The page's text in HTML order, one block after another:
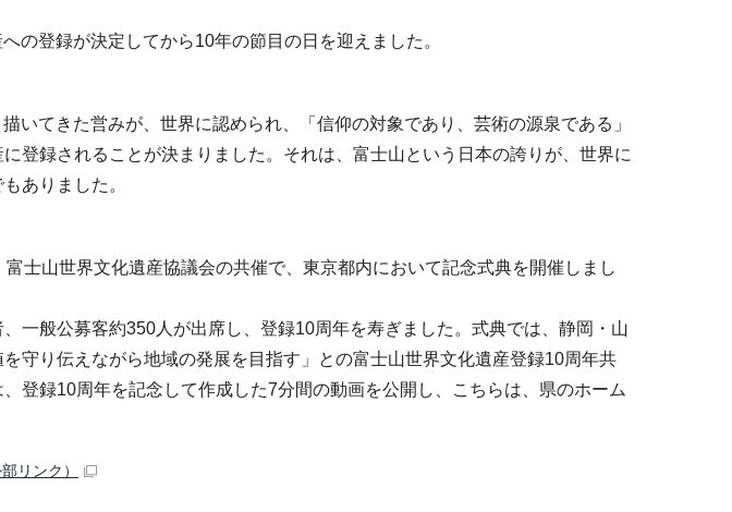
の登録が決定してから10年の節目の日を迎えました。
いてきた営みが、世界に認められ、「信仰の対象であり、芸術の源泉である」
登録されることが決まりました。それは、富士山という日本の誇りが、世界に
ありました。
士山世界文化遺産協議会の共催で、東京都内において記念式典を開催しまし
一般公募客約350人が出席し、登録10周年を寿ぎました。式典では、静岡・山
守り伝えながら地域の発展を目指す」との富士山世界文化遺産登録10周年共
登録10周年を記念して作成した7分間の動画を公開し、こちらは、県のホーム
部リンク）